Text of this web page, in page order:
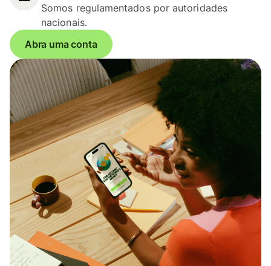
Somos regulamentados por autoridades
nacionais.
Abra uma conta